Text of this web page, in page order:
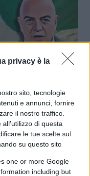
privacy è la
sito, tecnologie
e annunci, fornire
il nostro traffico.
all'utilizzo di questa
le tue scelte sul
su questo sito
one or more Google
including but
nomina:
di Meloni”
14.4k